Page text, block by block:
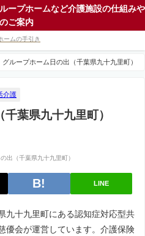
ープホームなど介護施設の仕組みや
ご案内
グループホーム日の出（千葉県九十九里町）
介護
葉県九十九里町）
LINE
九十九里町にある認知症対応型共
優会が運営しています。介護保険